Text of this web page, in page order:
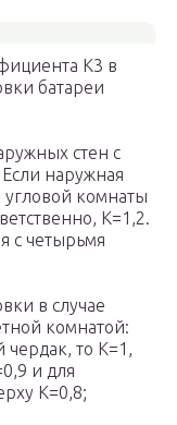
К3 в
батареи
стен с
наружная
угловой комнаты
К=1,2.
с четырьмя
в случае
комнатой:
чердак, то К=1,
и для
К=0,8;